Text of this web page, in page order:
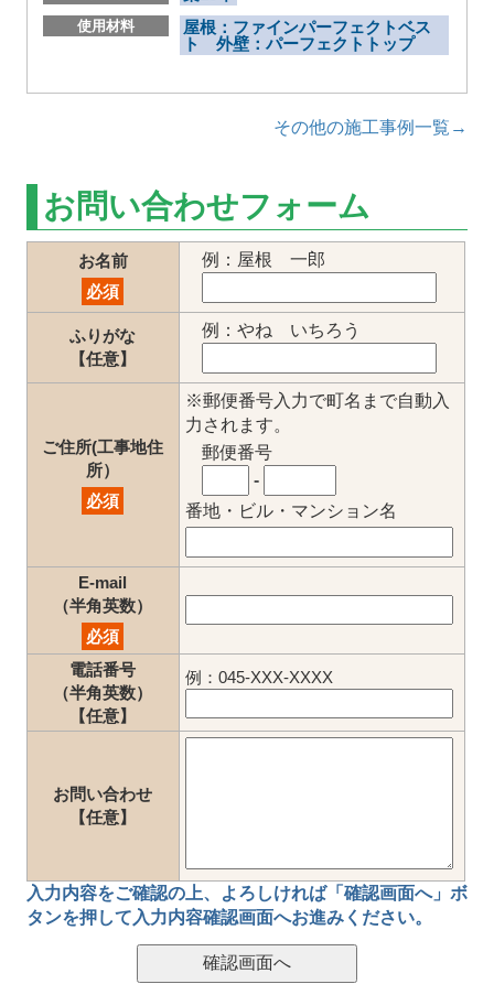
使用材料
屋根：ファインパーフェクトベス
ト 外壁：パーフェクトトップ
その他の施工事例一覧→
お問い合わせフォーム
お名前
必須
例：屋根 一郎
ふりがな
【任意】
例：やね いちろう
ご住所(工事地住
所）
必須
※郵便番号入力で町名まで自動入
力されます。
郵便番号
-
番地・ビル・マンション名
E-mail
（半角英数）
必須
電話番号
（半角英数）
【任意】
例：045-XXX-XXXX
お問い合わせ
【任意】
入力内容をご確認の上、
よろしければ「確認画面へ」ボ
タンを押して 入力内容確認画面へお進みください。